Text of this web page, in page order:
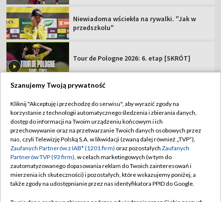
Niewiadoma wściekła na rywalki. "Jak w
przedszkolu"
Tour de Pologne 2026: 6. etap [SKRÓT]
TVP
Abonament TVP
Sklep TVP
Biuro Reklamy
Oferta Handlowa
Regulamin TVP
Polityka prywatności
Moje zgody
Biuro reklamy
Szanujemy Twoją prywatność
Kliknij "Akceptuję i przechodzę do serwisu", aby wyrazić zgody na
korzystanie z technologii automatycznego śledzenia i zbierania danych,
dostęp do informacji na Twoim urządzeniu końcowym i ich
przechowywanie oraz na przetwarzanie Twoich danych osobowych przez
nas, czyli Telewizję Polską S.A. w likwidacji (zwaną dalej również „TVP”),
Zaufanych Partnerów z IAB* (1201 firm) oraz pozostałych Zaufanych
Partnerów TVP (93 firm), w celach marketingowych (w tym do
zautomatyzowanego dopasowania reklam do Twoich zainteresowań i
mierzenia ich skuteczności) i pozostałych, które wskazujemy poniżej, a
także zgody na udostępnianie przez nas identyfikatora PPID do Google.